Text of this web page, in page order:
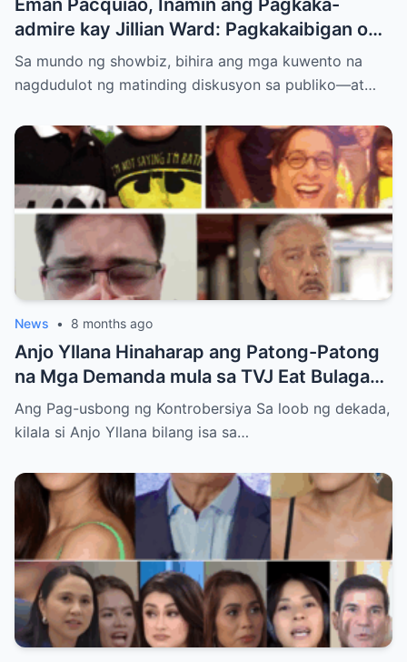
Eman Pacquiao, Inamin ang Pagkaka-
admire kay Jillian Ward: Pagkakaibigan o
Simula ng Pag-ibig? Ang Kontrobersiya sa
Showbiz at Social Media
Sa mundo ng showbiz, bihira ang mga kuwento na
nagdudulot ng matinding diskusyon sa publiko—at…
News • 8 months ago
Anjo Yllana Hinaharap ang Patong-Patong
na Mga Demanda mula sa TVJ Eat Bulaga
Dabarkads: Isang Malalim na Pagsusuri sa
Krisis ng Aktor
Ang Pag-usbong ng Kontrobersiya Sa loob ng dekada,
kilala si Anjo Yllana bilang isa sa…